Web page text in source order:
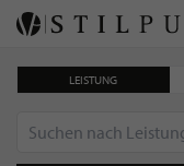
LEISTUNG